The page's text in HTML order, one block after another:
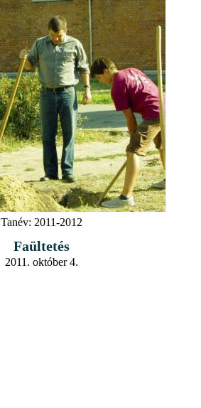
Tanév: 2011-2012
Faültetés
2011. október 4.